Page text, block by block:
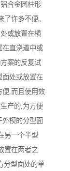
合金圆柱形
许多不便。
或放置在横
在直浇道中或
案的反复试
面处或放置在
便,而且使用效
产的,为方便
模的分型面
另一个半型
置在两者之
分型面处的单